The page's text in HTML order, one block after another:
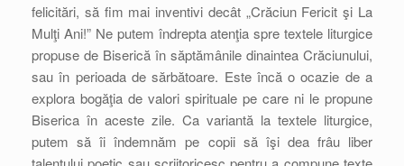
felicitări, să fim mai inventivi decât „Crăciun Fericit şi La
Mulţi Ani!” Ne putem îndrepta atenţia spre textele liturgice
propuse de Biserică în săptămânile dinaintea Crăciunului,
sau în perioada de sărbătoare. Este încă o ocazie de a
explora bogăţia de valori spirituale pe care ni le propune
Biserica în aceste zile. Ca variantă la textele liturgice,
putem să îi îndemnăm pe copii să îşi dea frâu liber